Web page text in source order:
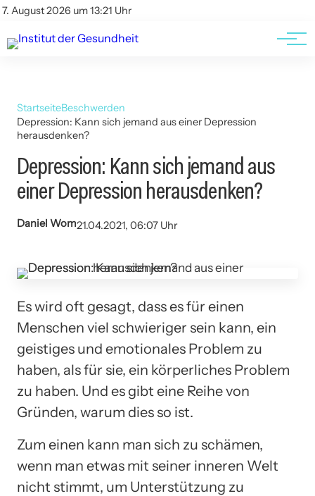
7. August 2026 um 13:21 Uhr
Kontakt
Kontakt
AGBs
StartseiteBeschwerden
Depression: Kann sich jemand aus einer Depression
herausdenken?
Depression: Kann sich jemand aus
einer Depression herausdenken?
Daniel Wom21.04.2021, 06:07 Uhr
Es wird oft gesagt, dass es für einen
Menschen viel schwieriger sein kann, ein
geistiges und emotionales Problem zu
haben, als für sie, ein körperliches Problem
zu haben. Und es gibt eine Reihe von
Gründen, warum dies so ist.
Zum einen kann man sich zu schämen,
wenn man etwas mit seiner inneren Welt
nicht stimmt, um Unterstützung zu